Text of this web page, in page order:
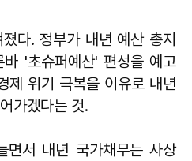
다. 정부가 내년 예산 총지
'초슈퍼예산' 편성을 예고
제 위기 극복을 이유로 내년
가겠다는 것.
면서 내년 국가채무는 사상